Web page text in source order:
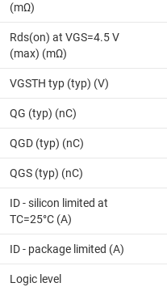
(mΩ)
Rds(on) at VGS=4.5 V
(max) (mΩ)
VGSTH typ (typ) (V)
QG (typ) (nC)
QGD (typ) (nC)
QGS (typ) (nC)
ID - silicon limited at
TC=25°C (A)
ID - package limited (A)
Logic level